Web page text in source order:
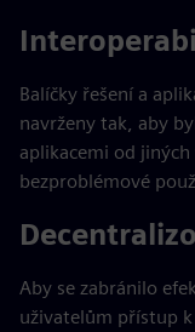
Balíčky řešení a
navrženy tak, aby
aplikacemi od
bezproblémové
Aby se zabránilo
uživatelům přístup